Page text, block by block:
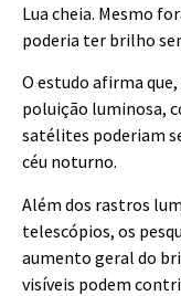
Lua cheia. Mesmo
poderia ter brilho
O estudo afirma
poluição luminosa,
satélites poderiam
céu noturno.
Além dos rastros
telescópios, os
aumento geral do
visíveis podem